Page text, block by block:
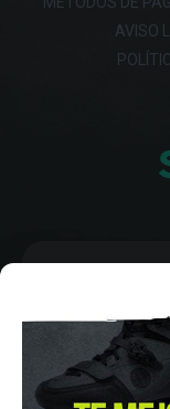
AVISO